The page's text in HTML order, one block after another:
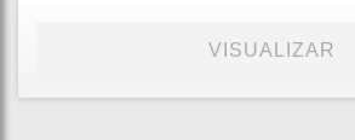
VISUALIZAR